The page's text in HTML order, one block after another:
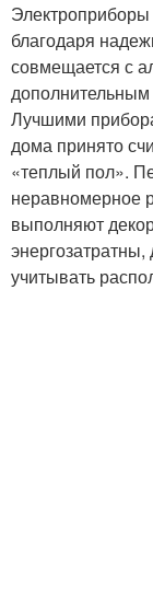
Электроприборы
благодаря
совмещается с
дополнительным
Лучшими
дома принято
«теплый пол».
неравномерное
выполняют
учитывать